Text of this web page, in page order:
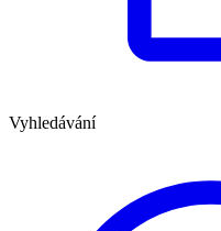
Vyhledávání